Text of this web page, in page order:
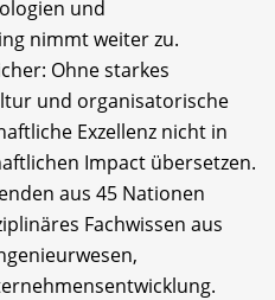
und
nimmt weiter zu.
Ohne starkes
und organisatorische
Exzellenz nicht in
Impact übersetzen.
aus 45 Nationen
Fachwissen aus